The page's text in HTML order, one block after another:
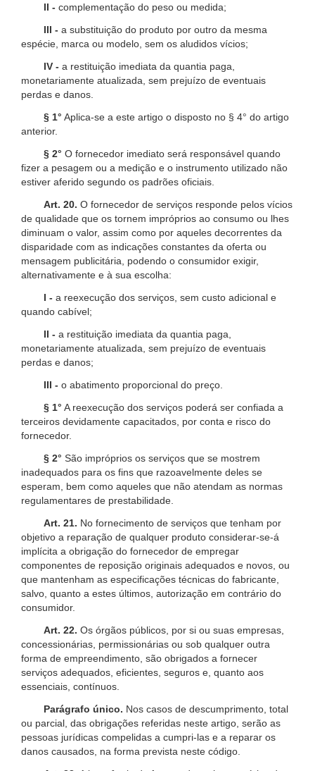
II - complementação do peso ou medida;
III - a substituição do produto por outro da mesma
espécie, marca ou modelo, sem os aludidos vícios;
IV - a restituição imediata da quantia paga,
monetariamente atualizada, sem prejuízo de eventuais
perdas e danos.
§ 1° Aplica-se a este artigo o disposto no § 4° do artigo
anterior.
§ 2° O fornecedor imediato será responsável quando
fizer a pesagem ou a medição e o instrumento utilizado não
estiver aferido segundo os padrões oficiais.
Art. 20. O fornecedor de serviços responde pelos vícios
de qualidade que os tornem impróprios ao consumo ou lhes
diminuam o valor, assim como por aqueles decorrentes da
disparidade com as indicações constantes da oferta ou
mensagem publicitária, podendo o consumidor exigir,
alternativamente e à sua escolha:
I - a reexecução dos serviços, sem custo adicional e
quando cabível;
II - a restituição imediata da quantia paga,
monetariamente atualizada, sem prejuízo de eventuais
perdas e danos;
III - o abatimento proporcional do preço.
§ 1° A reexecução dos serviços poderá ser confiada a
terceiros devidamente capacitados, por conta e risco do
fornecedor.
§ 2° São impróprios os serviços que se mostrem
inadequados para os fins que razoavelmente deles se
esperam, bem como aqueles que não atendam as normas
regulamentares de prestabilidade.
Art. 21. No fornecimento de serviços que tenham por
objetivo a reparação de qualquer produto considerar-se-á
implícita a obrigação do fornecedor de empregar
componentes de reposição originais adequados e novos, ou
que mantenham as especificações técnicas do fabricante,
salvo, quanto a estes últimos, autorização em contrário do
consumidor.
Art. 22. Os órgãos públicos, por si ou suas empresas,
concessionárias, permissionárias ou sob qualquer outra
forma de empreendimento, são obrigados a fornecer
serviços adequados, eficientes, seguros e, quanto aos
essenciais, contínuos.
Parágrafo único. Nos casos de descumprimento, total
ou parcial, das obrigações referidas neste artigo, serão as
pessoas jurídicas compelidas a cumpri-las e a reparar os
danos causados, na forma prevista neste código.